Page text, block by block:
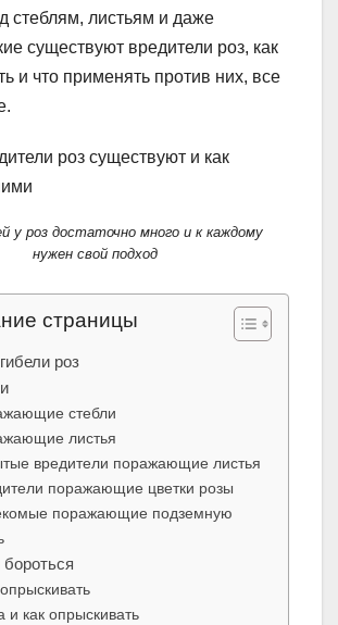
стеблям, листьям и даже
существуют вредители роз, как
и что применять против них, все
у роз достаточно много и к каждому
нужен свой подход
страницы
роз
стебли
листья
вредители поражающие листья
поражающие цветки розы
поражающие подземную
и как опрыскивать